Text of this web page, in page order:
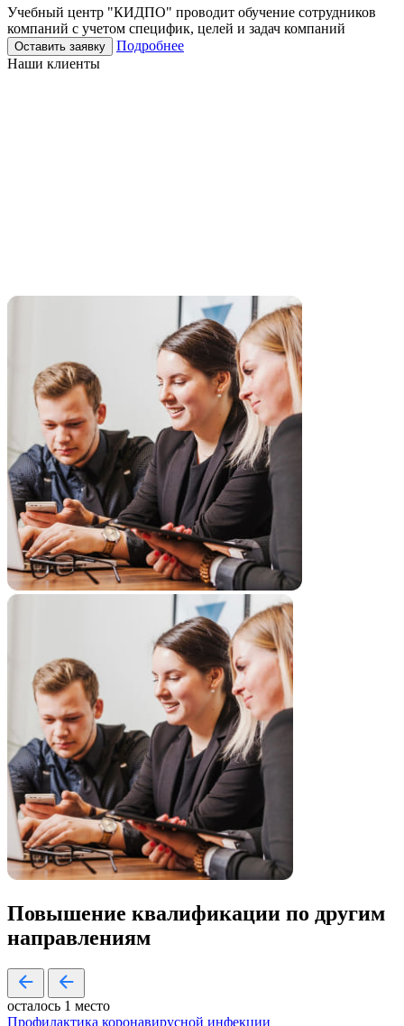
Учебный центр "КИДПО" проводит обучение сотрудников
компаний с учетом специфик, целей и задач компаний
Оставить заявку
Подробнее
Наши клиенты
Повышение квалификации по другим
направлениям
осталось 1 место
Профилактика коронавирусной инфекции